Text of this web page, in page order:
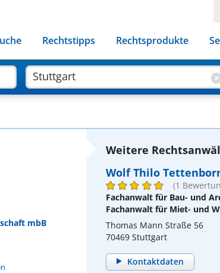
Rechtstipps Rechtsprodukte
mbB
Weitere
Wolf Thilo
(1
Fachanwalt für Bau- und
Fachanwalt für Miet- und
Thomas Mann Straße 56
70469 Stuttgart
Kontaktdaten